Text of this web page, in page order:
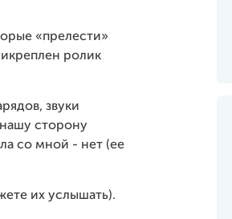
«прелести»
ролик
звуки
сторону
со мной - нет (ее
их услышать).